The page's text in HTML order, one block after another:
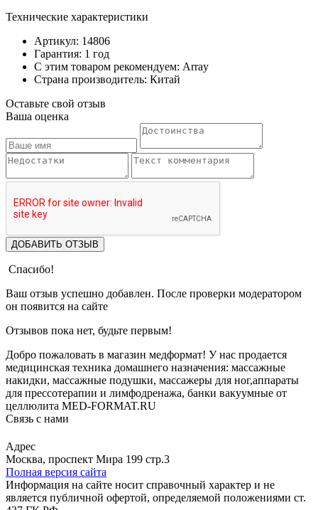
Технические характеристики
Артикул: 14806
Гарантия: 1 год
С этим товаром рекомендуем: Array
Страна производитель: Китай
Оставьте свой отзыв
Ваша оценка
ДОБАВИТЬ ОТЗЫВ
Спасибо!
Ваш отзыв успешно добавлен. После проверки модератором
он появится на сайте
Отзывов пока нет, будьте первым!
Добро пожаловать в магазин медформат! У нас продается
медицинская техника домашнего назначения: массажные
накидки, массажные подушки, массажеры для ног,аппараты
для прессотерапии и лимфодренажа, банки вакуумные от
целлюлита MED-FORMAT.RU
Связь с нами
Адрес
Москва, проспект Мира 199 стр.3
Полная версия сайта
Информация на сайте носит справочный характер и не
является публичной офертой, определяемой положениями ст.